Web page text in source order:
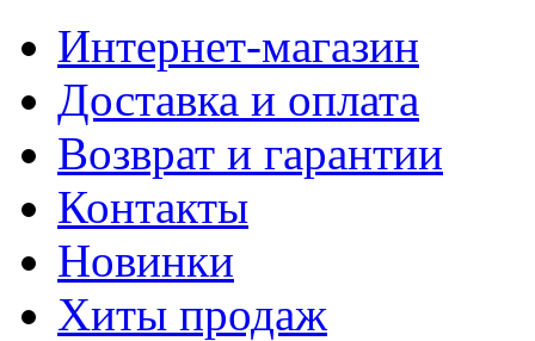
Интернет-магазин
Доставка и оплата
Возврат и гарантии
Контакты
Новинки
Хиты продаж